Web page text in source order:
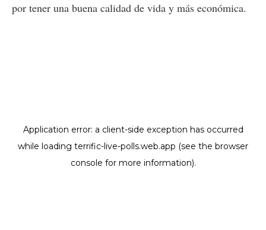
por tener una buena calidad de vida y más económica.